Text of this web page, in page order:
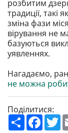
розбитим
традиції, такі
зміна фази
вірування не
базуються
уявленнях.
Нагадаємо,
не можна
Поділитися:
П
о
F
a
T
w